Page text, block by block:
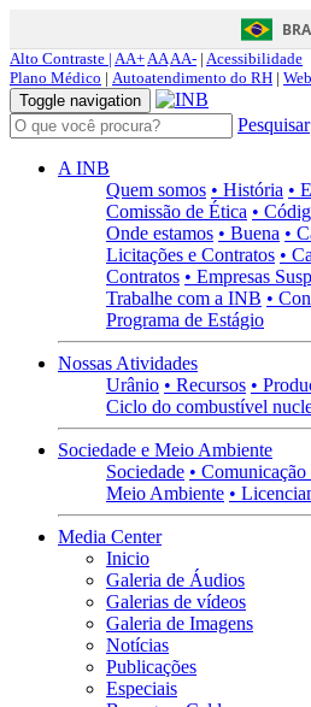
Alto Contraste | AA+AAAA- | Acessibilidade
Plano Médico | Autoatendimento do RH |
Toggle navigation
Pesquisar
A INB
Quem somos • História •
Comissão de Ética •
Onde estamos • Buena •
Licitações e Contratos •
Contratos • Empresas
Trabalhe com a INB •
Programa de Estágio
Nossas Atividades
Urânio • Recursos •
Ciclo do combustível
Sociedade e Meio Ambiente
Sociedade • Comunicação
Meio Ambiente •
Media Center
Inicio
Galeria de Áudios
Galerias de vídeos
Galeria de Imagens
Notícias
Publicações
Especiais